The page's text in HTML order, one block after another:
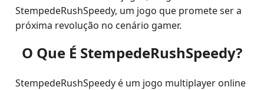
StempedeRushSpeedy, um jogo que promete ser a
próxima revolução no cenário gamer.
O Que É StempedeRushSpeedy?
StempedeRushSpeedy é um jogo multiplayer online